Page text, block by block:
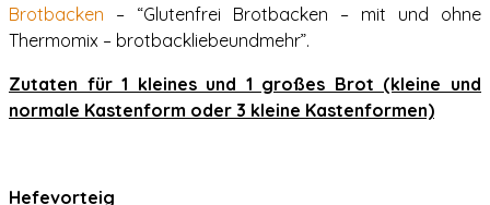
Brotbacken – “Glutenfrei Brotbacken – mit und ohne
Thermomix – brotbackliebeundmehr”.
Zutaten für 1 kleines und 1 großes Brot (kleine und
normale Kastenform oder 3 kleine Kastenformen)
Hefevorteig